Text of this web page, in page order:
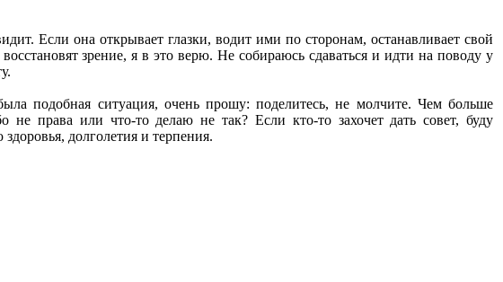
Если она открывает глазки, водит ими по сторонам, останавливает свой
зрение, я в это верю. Не собираюсь сдаваться и идти на поводу у
подобная ситуация, очень прошу: поделитесь, не молчите. Чем больше
права или что-то делаю не так? Если кто-то захочет дать совет, буду
долголетия и терпения.